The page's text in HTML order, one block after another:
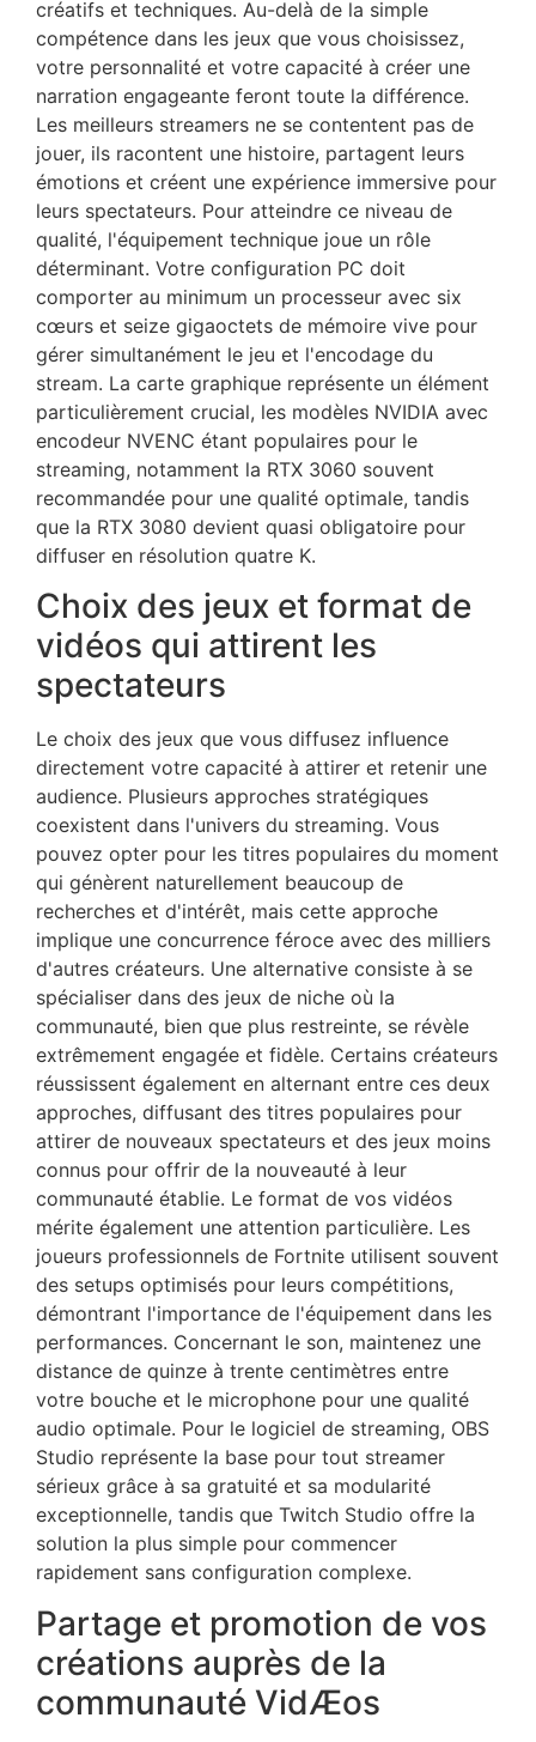
créatifs et techniques. Au-delà de la simple
compétence dans les jeux que vous choisissez,
votre personnalité et votre capacité à créer une
narration engageante feront toute la différence.
Les meilleurs streamers ne se contentent pas de
jouer, ils racontent une histoire, partagent leurs
émotions et créent une expérience immersive pour
leurs spectateurs. Pour atteindre ce niveau de
qualité, l'équipement technique joue un rôle
déterminant. Votre configuration PC doit
comporter au minimum un processeur avec six
cœurs et seize gigaoctets de mémoire vive pour
gérer simultanément le jeu et l'encodage du
stream. La carte graphique représente un élément
particulièrement crucial, les modèles NVIDIA avec
encodeur NVENC étant populaires pour le
streaming, notamment la RTX 3060 souvent
recommandée pour une qualité optimale, tandis
que la RTX 3080 devient quasi obligatoire pour
diffuser en résolution quatre K.
Choix des jeux et format de
vidéos qui attirent les
spectateurs
Le choix des jeux que vous diffusez influence
directement votre capacité à attirer et retenir une
audience. Plusieurs approches stratégiques
coexistent dans l'univers du streaming. Vous
pouvez opter pour les titres populaires du moment
qui génèrent naturellement beaucoup de
recherches et d'intérêt, mais cette approche
implique une concurrence féroce avec des milliers
d'autres créateurs. Une alternative consiste à se
spécialiser dans des jeux de niche où la
communauté, bien que plus restreinte, se révèle
extrêmement engagée et fidèle. Certains créateurs
réussissent également en alternant entre ces deux
approches, diffusant des titres populaires pour
attirer de nouveaux spectateurs et des jeux moins
connus pour offrir de la nouveauté à leur
communauté établie. Le format de vos vidéos
mérite également une attention particulière. Les
joueurs professionnels de Fortnite utilisent souvent
des setups optimisés pour leurs compétitions,
démontrant l'importance de l'équipement dans les
performances. Concernant le son, maintenez une
distance de quinze à trente centimètres entre
votre bouche et le microphone pour une qualité
audio optimale. Pour le logiciel de streaming, OBS
Studio représente la base pour tout streamer
sérieux grâce à sa gratuité et sa modularité
exceptionnelle, tandis que Twitch Studio offre la
solution la plus simple pour commencer
rapidement sans configuration complexe.
Partage et promotion de vos
créations auprès de la
communauté VidÆos